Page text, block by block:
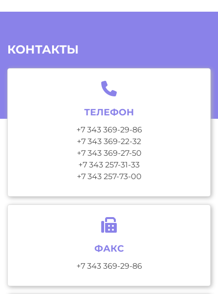
КОНТАКТЫ
ТЕЛЕФОН
+7 343 369-29-86
+7 343 369-22-32
+7 343 369-27-50
+7 343 257-31-33
+7 343 257-73-00
ФАКС
+7 343 369-29-86